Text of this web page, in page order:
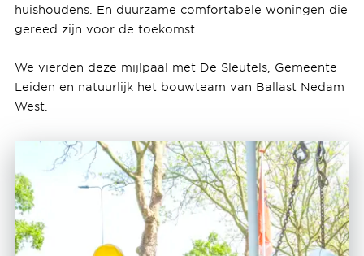
huishoudens. En duurzame comfortabele woningen die
gereed zijn voor de toekomst.
We vierden deze mijlpaal met De Sleutels, Gemeente
Leiden en natuurlijk het bouwteam van Ballast Nedam
West.